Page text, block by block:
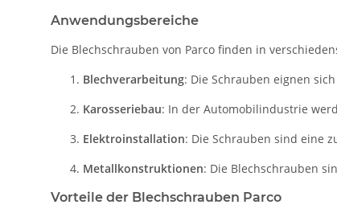
Anwendungsbereiche
Die Blechschrauben von Parco finden in
Blechverarbeitung: Die Schrauben eignen
Karosseriebau: In der Automobilindustrie
Elektroinstallation: Die Schrauben sind eine
Metallkonstruktionen: Die Blechschrauben
Vorteile der Blechschrauben Parco